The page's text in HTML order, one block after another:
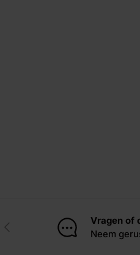
Vorige
Vragen of
Neem